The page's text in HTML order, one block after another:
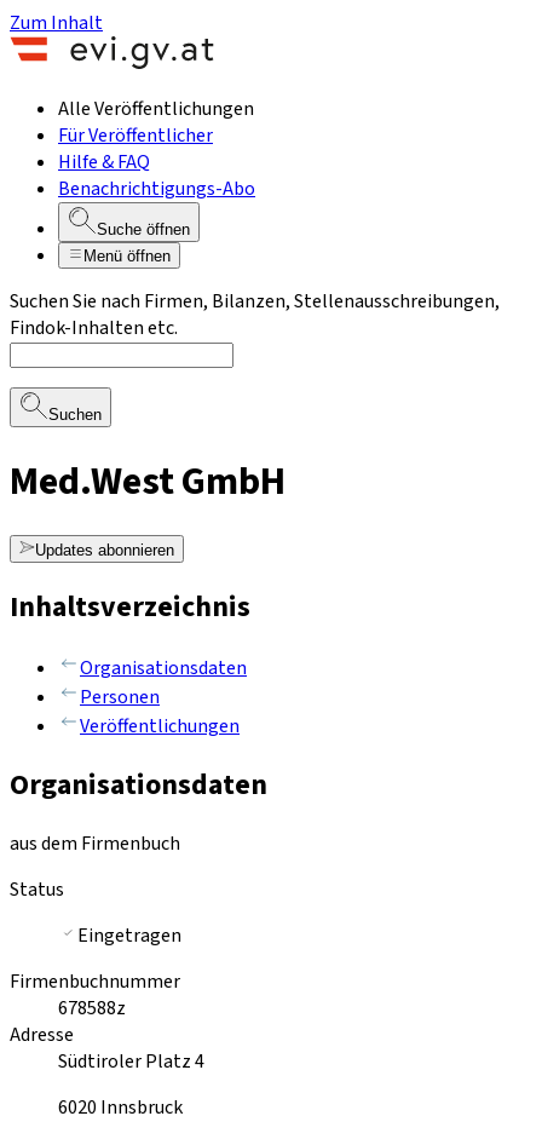
Zum Inhalt
Alle Veröffentlichungen
Für Veröffentlicher
Hilfe & FAQ
Benachrichtigungs-Abo
Suche öffnen
Menü öffnen
Suchen Sie nach Firmen, Bilanzen, Stellenausschreibungen,
Findok-Inhalten etc.
Suchen
Med.West GmbH
Updates abonnieren
Inhaltsverzeichnis
Organisationsdaten
Personen
Veröffentlichungen
Organisationsdaten
aus dem Firmenbuch
Status
Eingetragen
Firmenbuchnummer
678588z
Adresse
Südtiroler Platz 4
6020 Innsbruck